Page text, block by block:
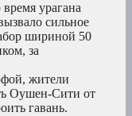
урагана
сильное
шириной 50
за
жители
Оушен-Сити от
гавань.